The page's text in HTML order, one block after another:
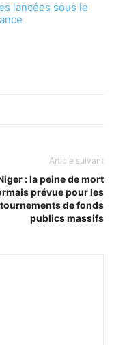
lancées sous le
Article suivant
: la peine de mort
prévue pour les
de fonds
publics massifs